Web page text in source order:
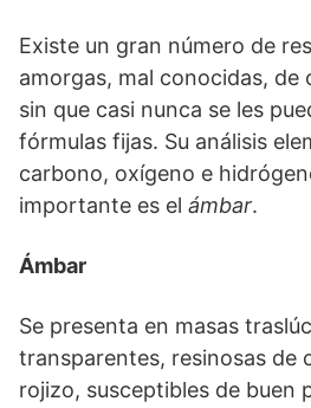
Existe un gran número de
amorgas, mal conocidas, de
sin que casi nunca se les
fórmulas fijas. Su análisis
carbono, oxígeno e
importante es el ámbar.
Ámbar
Se presenta en masas
transparentes, resinosas de
rojizo, susceptibles de buen